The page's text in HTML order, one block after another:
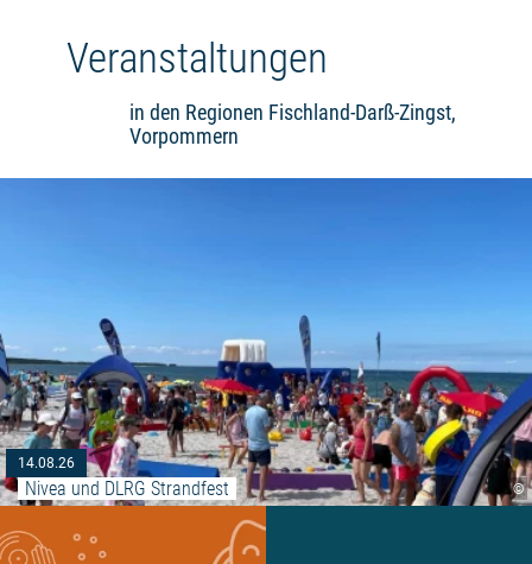
Veranstaltungen
in den Regionen Fischland-Darß-Zingst,
Vorpommern
©
14.08.26
Nivea und DLRG Strandfest